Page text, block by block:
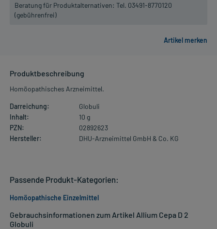
Beratung für Produktalternativen: Tel. 03491-8770120
(gebührenfrei)
Produktbeschreibung
Homöopathisches Arzneimittel.
Darreichung:
Globuli
Inhalt:
10 g
PZN:
02892623
Hersteller:
DHU-Arzneimittel GmbH & Co. KG
Gebrauchsinformationen zum Artikel Allium Cepa D 2
Globuli
Passende Produkt-Kategorien:
Homöopathische Einzelmittel